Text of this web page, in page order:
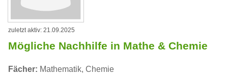
zuletzt aktiv: 21.09.2025
Mögliche Nachhilfe in Mathe & Chemie
Fächer: Mathematik, Chemie